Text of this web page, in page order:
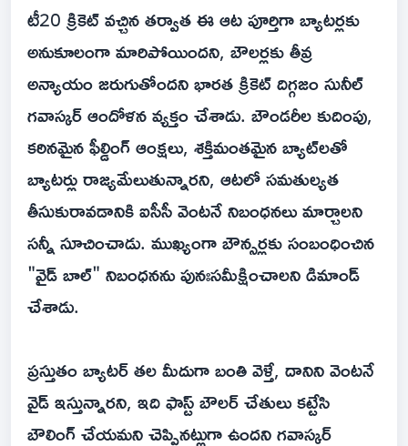
టీ20 క్రికెట్ వచ్చిన తర్వాత ఈ ఆట పూర్తిగా బ్యాటర్లకు
అనుకూలంగా మారిపోయిందని, బౌలర్లకు తీవ్ర
అన్యాయం జరుగుతోందని భారత క్రికెట్ దిగ్గజం సునీల్
గవాస్కర్ ఆందోళన వ్యక్తం చేశాడు. బౌండరీల కుదింపు,
కఠినమైన ఫీల్డింగ్ ఆంక్షలు, శక్తిమంతమైన బ్యాట్‌లతో
బ్యాటర్లు రాజ్యమేలుతున్నారని, ఆటలో సమతుల్యత
తీసుకురావడానికి ఐసీసీ వెంటనే నిబంధనలు మార్చాలని
స‌న్నీ సూచించాడు. ముఖ్యంగా బౌన్సర్లకు సంబంధించిన
"వైడ్ బాల్" నిబంధనను పునఃసమీక్షించాలని డిమాండ్
చేశాడు.
ప్రస్తుతం బ్యాటర్ తల మీదుగా బంతి వెళ్తే, దానిని వెంటనే
వైడ్ ఇస్తున్నారని, ఇది ఫాస్ట్ బౌలర్ చేతులు కట్టేసి
బౌలింగ్ చేయమని చెప్పినట్లుగా ఉందని గవాస్కర్